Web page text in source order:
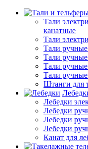
Тали
канатные
Тали
Тали
Тали
Тали
Тали
Штанги для
Лебедки
Лебедки
Лебедки
Лебедки
Канат для